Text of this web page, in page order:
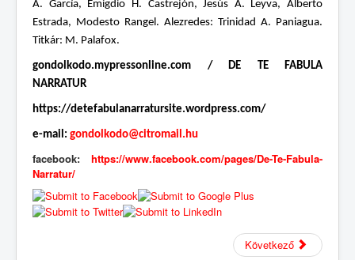
A. García, Emigdio H. Castrejón, Jesús A. Leyva, Alberto
Estrada, Modesto Rangel. Alezredes: Trinidad A. Paniagua.
Titkár: M. Palafox.
gondolkodo.mypressonline.com / DE TE FABULA
NARRATUR
https://detefabulanarratursite.wordpress.com/
e-mail: gondolkodo@citromail.hu
facebook: https://www.facebook.com/pages/De-Te-Fabula-
Narratur/
Következő